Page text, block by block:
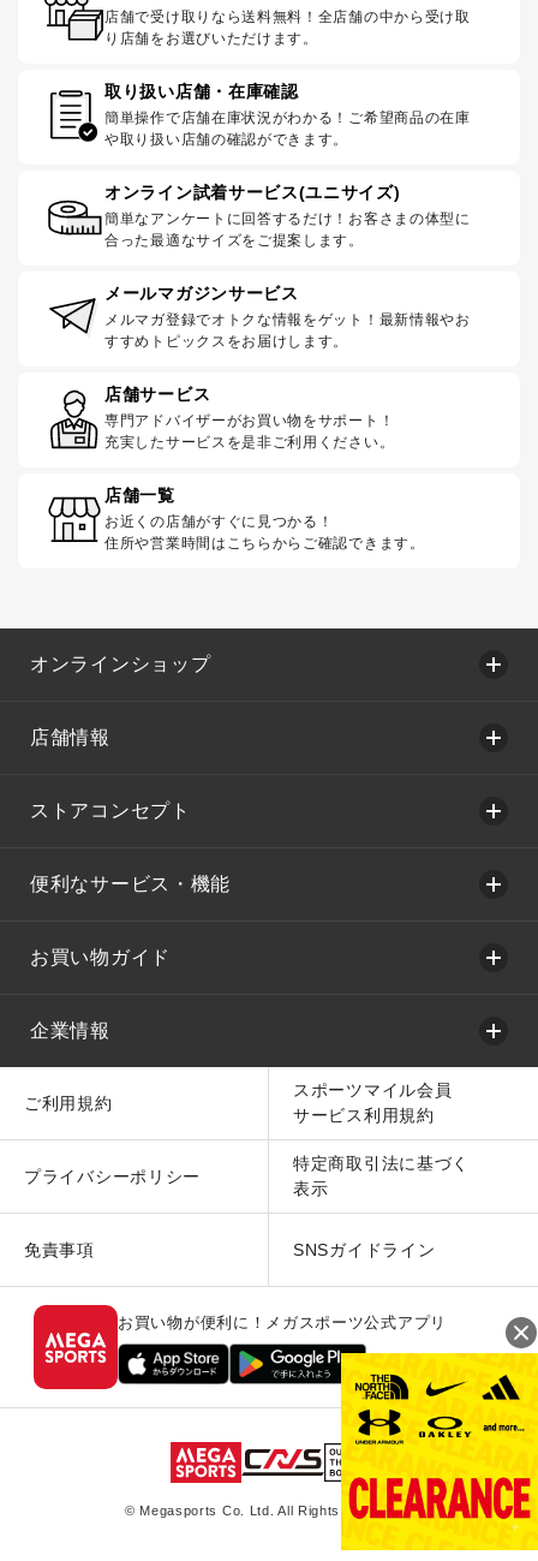
店舗で受け取りなら送料無料！全店舗の中から受け取
り店舗をお選びいただけます。
取り扱い店舗・在庫確認
簡単操作で店舗在庫状況がわかる！ご希望商品の在庫
や取り扱い店舗の確認ができます。
オンライン試着サービス(ユニサイズ)
簡単なアンケートに回答するだけ！お客さまの体型に
合った最適なサイズをご提案します。
メールマガジンサービス
メルマガ登録でオトクな情報をゲット！最新情報やお
すすめトピックスをお届けします。
店舗サービス
専門アドバイザーがお買い物をサポート！
充実したサービスを是非ご利用ください。
店舗一覧
お近くの店舗がすぐに見つかる！
住所や営業時間はこちらからご確認できます。
オンラインショップ
店舗情報
ストアコンセプト
便利なサービス・機能
お買い物ガイド
企業情報
ご利用規約
スポーツマイル会員
サービス利用規約
プライバシーポリシー
特定商取引法に基づく
表示
免責事項 SNSガイドライン
お買い物が便利に！メガスポーツ公式アプリ
© Megasports Co. Ltd. All Rights Reserved.